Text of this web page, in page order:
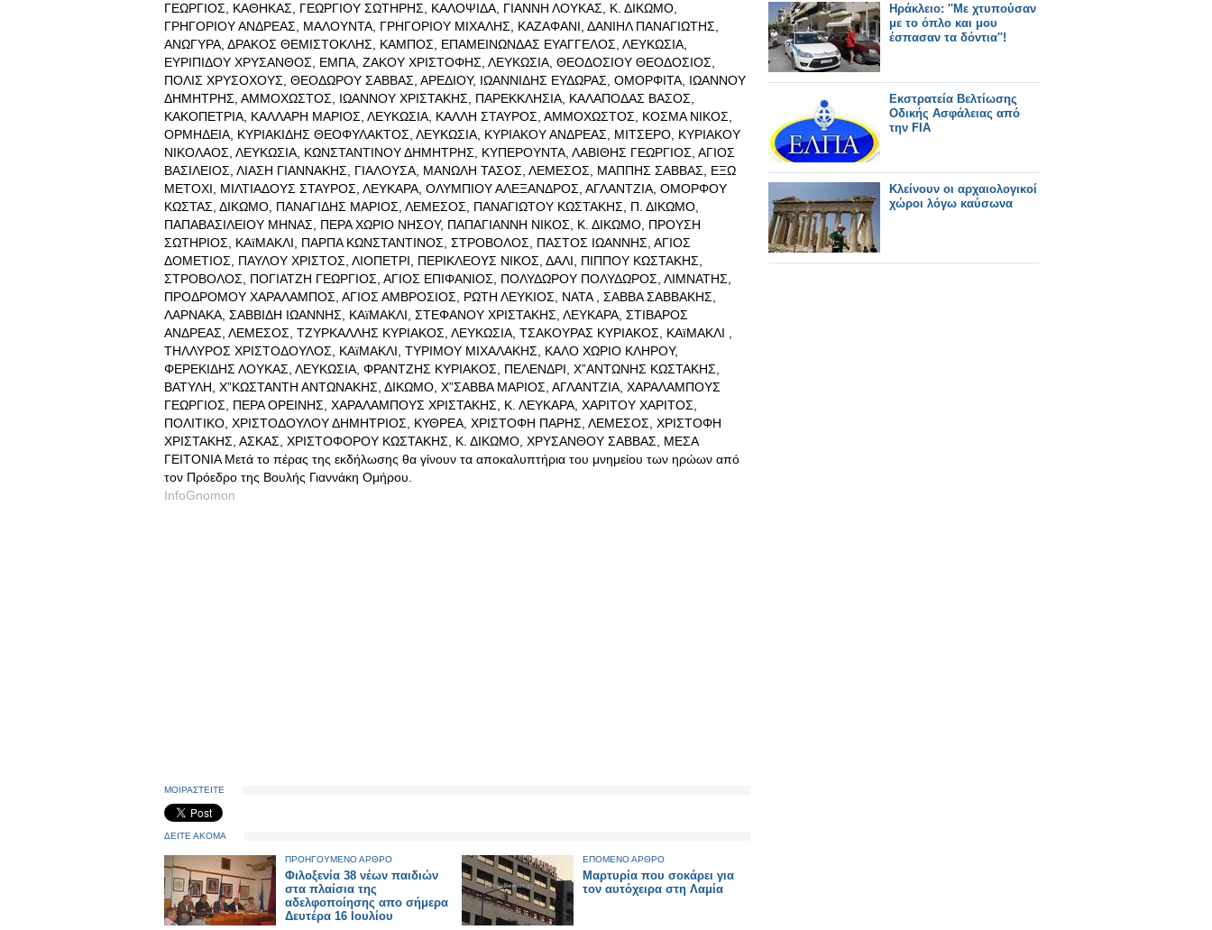
ΓΕΩΡΓΙΟΣ, ΚΑΘΗΚΑΣ, ΓΕΩΡΓΙΟΥ ΣΩΤΗΡΗΣ, ΚΑΛΟΨΙΔΑ, ΓΙΑΝΝΗ ΛΟΥΚΑΣ, Κ. ΔΙΚΩΜΟ,
ΓΡΗΓΟΡΙΟΥ ΑΝΔΡΕΑΣ, ΜΑΛΟΥΝΤΑ, ΓΡΗΓΟΡΙΟΥ ΜΙΧΑΛΗΣ, ΚΑΖΑΦΑΝΙ, ΔΑΝΙΗΛ ΠΑΝΑΓΙΩΤΗΣ,
ΑΝΩΓΥΡΑ, ΔΡΑΚΟΣ ΘΕΜΙΣΤΟΚΛΗΣ, ΚΑΜΠΟΣ, ΕΠΑΜΕΙΝΩΝΔΑΣ ΕΥΑΓΓΕΛΟΣ, ΛΕΥΚΩΣΙΑ,
ΕΥΡΙΠΙΔΟΥ ΧΡΥΣΑΝΘΟΣ, ΕΜΠΑ, ΖΑΚΟΥ ΧΡΙΣΤΟΦΗΣ, ΛΕΥΚΩΣΙΑ, ΘΕΟΔΟΣΙΟΥ ΘΕΟΔΟΣΙΟΣ,
ΠΟΛΙΣ ΧΡΥΣΟΧΟΥΣ, ΘΕΟΔΩΡΟΥ ΣΑΒΒΑΣ, ΑΡΕΔΙΟΥ, ΙΩΑΝΝΙΔΗΣ ΕΥΔΩΡΑΣ, ΟΜΟΡΦΙΤΑ, ΙΩΑΝΝΟΥ
ΔΗΜΗΤΡΗΣ, ΑΜΜΟΧΩΣΤΟΣ, ΙΩΑΝΝΟΥ ΧΡΙΣΤΑΚΗΣ, ΠΑΡΕΚΚΛΗΣΙΑ, ΚΑΛΑΠΟΔΑΣ ΒΑΣΟΣ,
ΚΑΚΟΠΕΤΡΙΑ, ΚΑΛΛΑΡΗ ΜΑΡΙΟΣ, ΛΕΥΚΩΣΙΑ, ΚΑΛΛΗ ΣΤΑΥΡΟΣ, ΑΜΜΟΧΩΣΤΟΣ, ΚΟΣΜΑ ΝΙΚΟΣ,
ΟΡΜΗΔΕΙΑ, ΚΥΡΙΑΚΙΔΗΣ ΘΕΟΦΥΛΑΚΤΟΣ, ΛΕΥΚΩΣΙΑ, ΚΥΡΙΑΚΟΥ ΑΝΔΡΕΑΣ, ΜΙΤΣΕΡΟ, ΚΥΡΙΑΚΟΥ
ΝΙΚΟΛΑΟΣ, ΛΕΥΚΩΣΙΑ, ΚΩΝΣΤΑΝΤΙΝΟΥ ΔΗΜΗΤΡΗΣ, ΚΥΠΕΡΟΥΝΤΑ, ΛΑΒΙΘΗΣ ΓΕΩΡΓΙΟΣ, ΑΓΙΟΣ
ΒΑΣΙΛΕΙΟΣ, ΛΙΑΣΗ ΓΙΑΝΝΑΚΗΣ, ΓΙΑΛΟΥΣΑ, ΜΑΝΩΛΗ ΤΑΣΟΣ, ΛΕΜΕΣΟΣ, ΜΑΠΠΗΣ ΣΑΒΒΑΣ, ΕΞΩ
ΜΕΤΟΧΙ, ΜΙΛΤΙΑΔΟΥΣ ΣΤΑΥΡΟΣ, ΛΕΥΚΑΡΑ, ΟΛΥΜΠΙΟΥ ΑΛΕΞΑΝΔΡΟΣ, ΑΓΛΑΝΤΖΙΑ, ΟΜΟΡΦΟΥ
ΚΩΣΤΑΣ, ΔΙΚΩΜΟ, ΠΑΝΑΓΙΔΗΣ ΜΑΡΙΟΣ, ΛΕΜΕΣΟΣ, ΠΑΝΑΓΙΩΤΟΥ ΚΩΣΤΑΚΗΣ, Π. ΔΙΚΩΜΟ,
ΠΑΠΑΒΑΣΙΛΕΙΟΥ ΜΗΝΑΣ, ΠΕΡΑ ΧΩΡΙΟ ΝΗΣΟΥ, ΠΑΠΑΓΙΑΝΝΗ ΝΙΚΟΣ, Κ. ΔΙΚΩΜΟ, ΠΡΟΥΣΗ
ΣΩΤΗΡΙΟΣ, ΚΑïΜΑΚΛΙ, ΠΑΡΠΑ ΚΩΝΣΤΑΝΤΙΝΟΣ, ΣΤΡΟΒΟΛΟΣ, ΠΑΣΤΟΣ ΙΩΑΝΝΗΣ, ΑΓΙΟΣ
ΔΟΜΕΤΙΟΣ, ΠΑΥΛΟΥ ΧΡΙΣΤΟΣ, ΛΙΟΠΕΤΡΙ, ΠΕΡΙΚΛΕΟΥΣ ΝΙΚΟΣ, ΔΑΛΙ, ΠΙΠΠΟΥ ΚΩΣΤΑΚΗΣ,
ΣΤΡΟΒΟΛΟΣ, ΠΟΓΙΑΤΖΗ ΓΕΩΡΓΙΟΣ, ΑΓΙΟΣ ΕΠΙΦΑΝΙΟΣ, ΠΟΛΥΔΩΡΟΥ ΠΟΛΥΔΩΡΟΣ, ΛΙΜΝΑΤΗΣ,
ΠΡΟΔΡΟΜΟΥ ΧΑΡΑΛΑΜΠΟΣ, ΑΓΙΟΣ ΑΜΒΡΟΣΙΟΣ, ΡΩΤΗ ΛΕΥΚΙΟΣ, ΝΑΤΑ , ΣΑΒΒΑ ΣΑΒΒΑΚΗΣ,
ΛΑΡΝΑΚΑ, ΣΑΒΒΙΔΗ ΙΩΑΝΝΗΣ, ΚΑïΜΑΚΛΙ, ΣΤΕΦΑΝΟΥ ΧΡΙΣΤΑΚΗΣ, ΛΕΥΚΑΡΑ, ΣΤΙΒΑΡΟΣ
ΑΝΔΡΕΑΣ, ΛΕΜΕΣΟΣ, ΤΖΥΡΚΑΛΛΗΣ ΚΥΡΙΑΚΟΣ, ΛΕΥΚΩΣΙΑ, ΤΣΑΚΟΥΡΑΣ ΚΥΡΙΑΚΟΣ, ΚΑïΜΑΚΛΙ ,
ΤΗΛΛΥΡΟΣ ΧΡΙΣΤΟΔΟΥΛΟΣ, ΚΑïΜΑΚΛΙ, ΤΥΡΙΜΟΥ ΜΙΧΑΛΑΚΗΣ, ΚΑΛΟ ΧΩΡΙΟ ΚΛΗΡΟΥ,
ΦΕΡΕΚΙΔΗΣ ΛΟΥΚΑΣ, ΛΕΥΚΩΣΙΑ, ΦΡΑΝΤΖΗΣ ΚΥΡΙΑΚΟΣ, ΠΕΛΕΝΔΡΙ, Χ”ΑΝΤΩΝΗΣ ΚΩΣΤΑΚΗΣ,
ΒΑΤΥΛΗ, Χ”ΚΩΣΤΑΝΤΗ ΑΝΤΩΝΑΚΗΣ, ΔΙΚΩΜΟ, Χ”ΣΑΒΒΑ ΜΑΡΙΟΣ, ΑΓΛΑΝΤΖΙΑ, ΧΑΡΑΛΑΜΠΟΥΣ
ΓΕΩΡΓΙΟΣ, ΠΕΡΑ ΟΡΕΙΝΗΣ, ΧΑΡΑΛΑΜΠΟΥΣ ΧΡΙΣΤΑΚΗΣ, Κ. ΛΕΥΚΑΡΑ, ΧΑΡΙΤΟΥ ΧΑΡΙΤΟΣ,
ΠΟΛΙΤΙΚΟ, ΧΡΙΣΤΟΔΟΥΛΟΥ ΔΗΜΗΤΡΙΟΣ, ΚΥΘΡΕΑ, ΧΡΙΣΤΟΦΗ ΠΑΡΗΣ, ΛΕΜΕΣΟΣ, ΧΡΙΣΤΟΦΗ
ΧΡΙΣΤΑΚΗΣ, ΑΣΚΑΣ, ΧΡΙΣΤΟΦΟΡΟΥ ΚΩΣΤΑΚΗΣ, Κ. ΔΙΚΩΜΟ, ΧΡΥΣΑΝΘΟΥ ΣΑΒΒΑΣ, ΜΕΣΑ
ΓΕΙΤΟΝΙΑ Μετά το πέρας της εκδήλωσης θα γίνουν τα αποκαλυπτήρια του μνημείου των ηρώων από
τον Πρόεδρο της Βουλής Γιαννάκη Ομήρου.
InfoGnomon
ΜΟΙΡΑΣΤΕΙΤΕ
ΔΕΙΤΕ ΑΚΟΜΑ
ΠΡΟΗΓΟΥΜΕΝΟ ΑΡΘΡΟ
Φιλοξενία 38 νέων παιδιών
στα πλαίσια της
αδελφοποίησης απο σήμερα
Δευτέρα 16 Ιουλίου
ΕΠΟΜΕΝΟ ΑΡΘΡΟ
Μαρτυρία που σοκάρει για
τον αυτόχειρα στη Λαμία
Ηράκλειο: ''Με χτυπούσαν
με το όπλο και μου
έσπασαν τα δόντια''!
Εκστρατεία Βελτίωσης
Οδικής Ασφάλειας από
την FIA
Κλείνουν οι αρχαιολογικοί
χώροι λόγω καύσωνα